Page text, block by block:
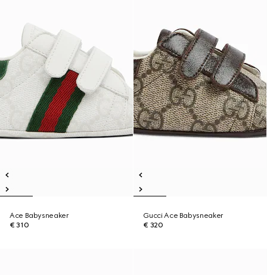
Ace Babysneaker
€ 310
Gucci Ace Babysneaker
€ 320